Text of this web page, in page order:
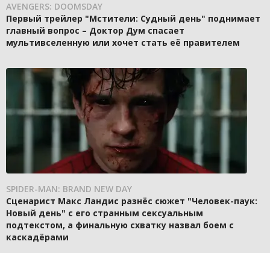
AVENGERS: DOOMSDAY
Первый трейлер "Мстители: Судный день" поднимает
главный вопрос – Доктор Дум спасает
мультивселенную или хочет стать её правителем
SPIDER-MAN: BRAND NEW DAY
Сценарист Макс Ландис разнёс сюжет "Человек-паук:
Новый день" с его странным сексуальным
подтекстом, а финальную схватку назвал боем с
каскадёрами